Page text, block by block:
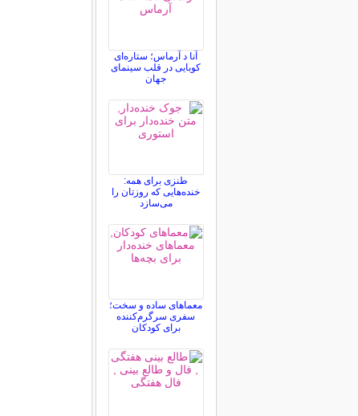
آنا د آرماس؛ ستاره‌ای
کوبایی در قلب سینمای
جهان
طنزی برای همه:
خنده‌هایی که روزتان را
می‌سازد
معماهای ساده و سخت؛
سفری سرگرم‌کننده
برای کودکان